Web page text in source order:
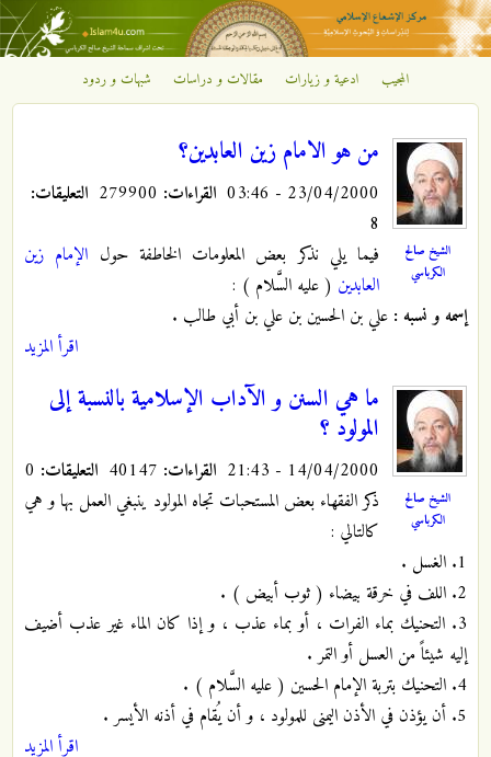
تجاوز إلى المحتوى الرئيسي
مركز
الإشعاع
الإسلامي
المجيب ادعية و زيارات مقالات و دراسات شبهات و ردود
الشيخ صالح
الكرباسي
من هو الامام زين العابدين؟
23/04/2000 - 03:46 القراءات:
التعليقات:
8
فيما يلي نذكر بعض المعلومات الخاطفة حول الإمام زين
العابدين ( عليه السَّلام ) :
إسمه و نسبه : علي بن الحسين بن علي بن أبي طالب .
اقرأ المزيد
الشيخ صالح
الكرباسي
ما هي السنن و الآداب الإسلامية بالنسبة إلى
المولود ؟
14/04/2000 - 21:43 القراءات: التعليقات:
ذكر الفقهاء بعض المستحبات تجاه المولود ينبغي العمل بها و هي
كالتالي :
1. الغسل .
2. اللف في خرقة بيضاء ( ثوب أبيض ) .
3. التحنيك بماء الفرات ، أو بماء عذب ، و إذا كان الماء غير عذب أضيف
إليه شيئاً من العسل أو التمر .
4. التحنيك
بتربة الإمام الحسين ( عليه السَّلام ) .
5. أن يؤذن في الأذن اليمنى للمولود ، و أن يُقام في أذنه الأيسر .
اقرأ المزيد